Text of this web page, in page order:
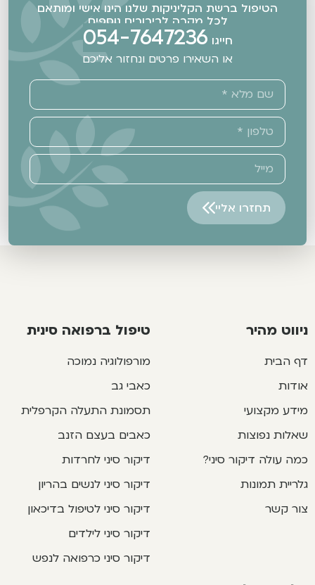
הטיפול ברשת הקליניקות שלנו הינו אישי ומותאם
לכל מקרה לבירורים נוספים
חייגו 054-7647236
או השאירו פרטים ונחזור אליכם
תחזרו אליי
ניווט מהיר
דף הבית
אודות
מידע מקצועי
שאלות נפוצות
כמה עולה דיקור סיני?
גלריית תמונות
צור קשר
טיפול ברפואה סינית
מורפולוגיה נמוכה
כאבי גב
תסמונת התעלה הקרפלית
כאבים בעצם הזנב
דיקור סיני לחרדות
דיקור סיני לנשים בהריון
דיקור סיני לטיפול בדיכאון
דיקור סיני לילדים
דיקור סיני כרפואה לנפש